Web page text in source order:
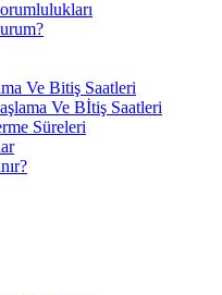
Ve Bitiş Saatleri
Ve Bİtiş Saatleri
Süreleri